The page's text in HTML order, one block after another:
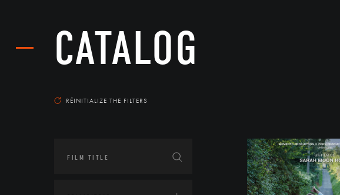
CATALOG
RÉINITIALIZE THE FILTERS